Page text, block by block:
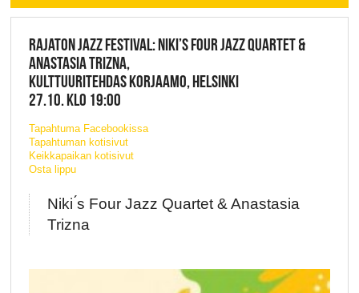
RAJATON JAZZ FESTIVAL: NIKI’S FOUR JAZZ QUARTET &
ANASTASIA TRIZNA,
KULTTUURITEHDAS KORJAAMO, HELSINKI
27.10. KLO 19:00
Tapahtuma Facebookissa
Tapahtuman kotisivut
Keikkapaikan kotisivut
Osta lippu
Niki ́s Four Jazz Quartet & Anastasia
Trizna